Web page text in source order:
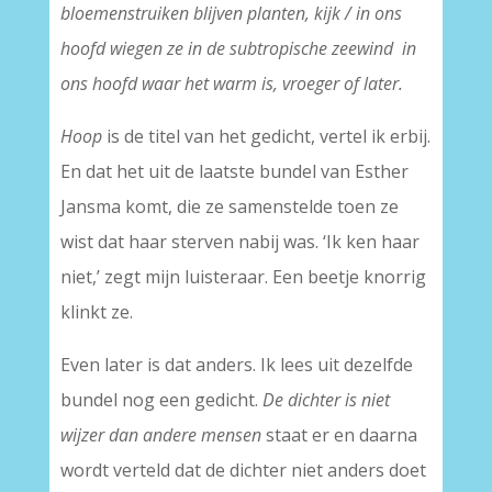
bloemenstruiken blijven planten, kijk / in ons
hoofd wiegen ze in de subtropische zeewind in
ons hoofd waar het warm is, vroeger of later.
Hoopis de titel van het gedicht, vertel ik erbij.
En dat het uit de laatste bundel van Esther
Jansma komt, die ze samenstelde toen ze
wist dat haar sterven nabij was. ‘Ik ken haar
niet,’ zegt mijn luisteraar. Een beetje knorrig
klinkt ze.
Even later is dat anders. Ik lees uit dezelfde
bundel nog een gedicht. De dichter is niet
wijzer dan andere mensenstaat er en daarna
wordt verteld dat de dichter niet anders doet